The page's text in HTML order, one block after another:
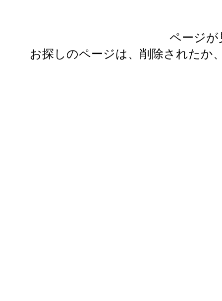
ページが
お探しのページは、削除されたか